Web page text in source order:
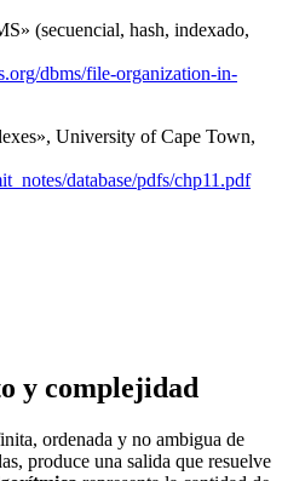
(secuencial, hash, indexado,
dbms/file-organization-in-
University of Cape Town,
database/pdfs/chp11.pdf
y complejidad
ordenada y no ambigua de
produce una salida que resuelve